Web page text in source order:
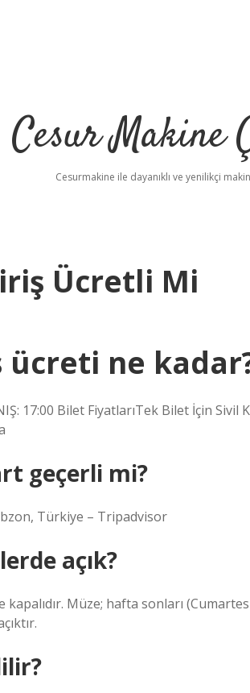
Cesur Makine
Cesurmakine ile dayanıklı ve yenilikçi
Ücretli Mi
ne
17:00 Bilet FiyatlarıTek Bilet İçin
geçerli mi?
Türkiye – Tripadvisor
açık?
Müze; hafta sonları